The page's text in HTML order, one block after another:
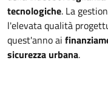
tecnologiche. La
l'elevata qualità
quest'anno ai
sicurezza urbana.